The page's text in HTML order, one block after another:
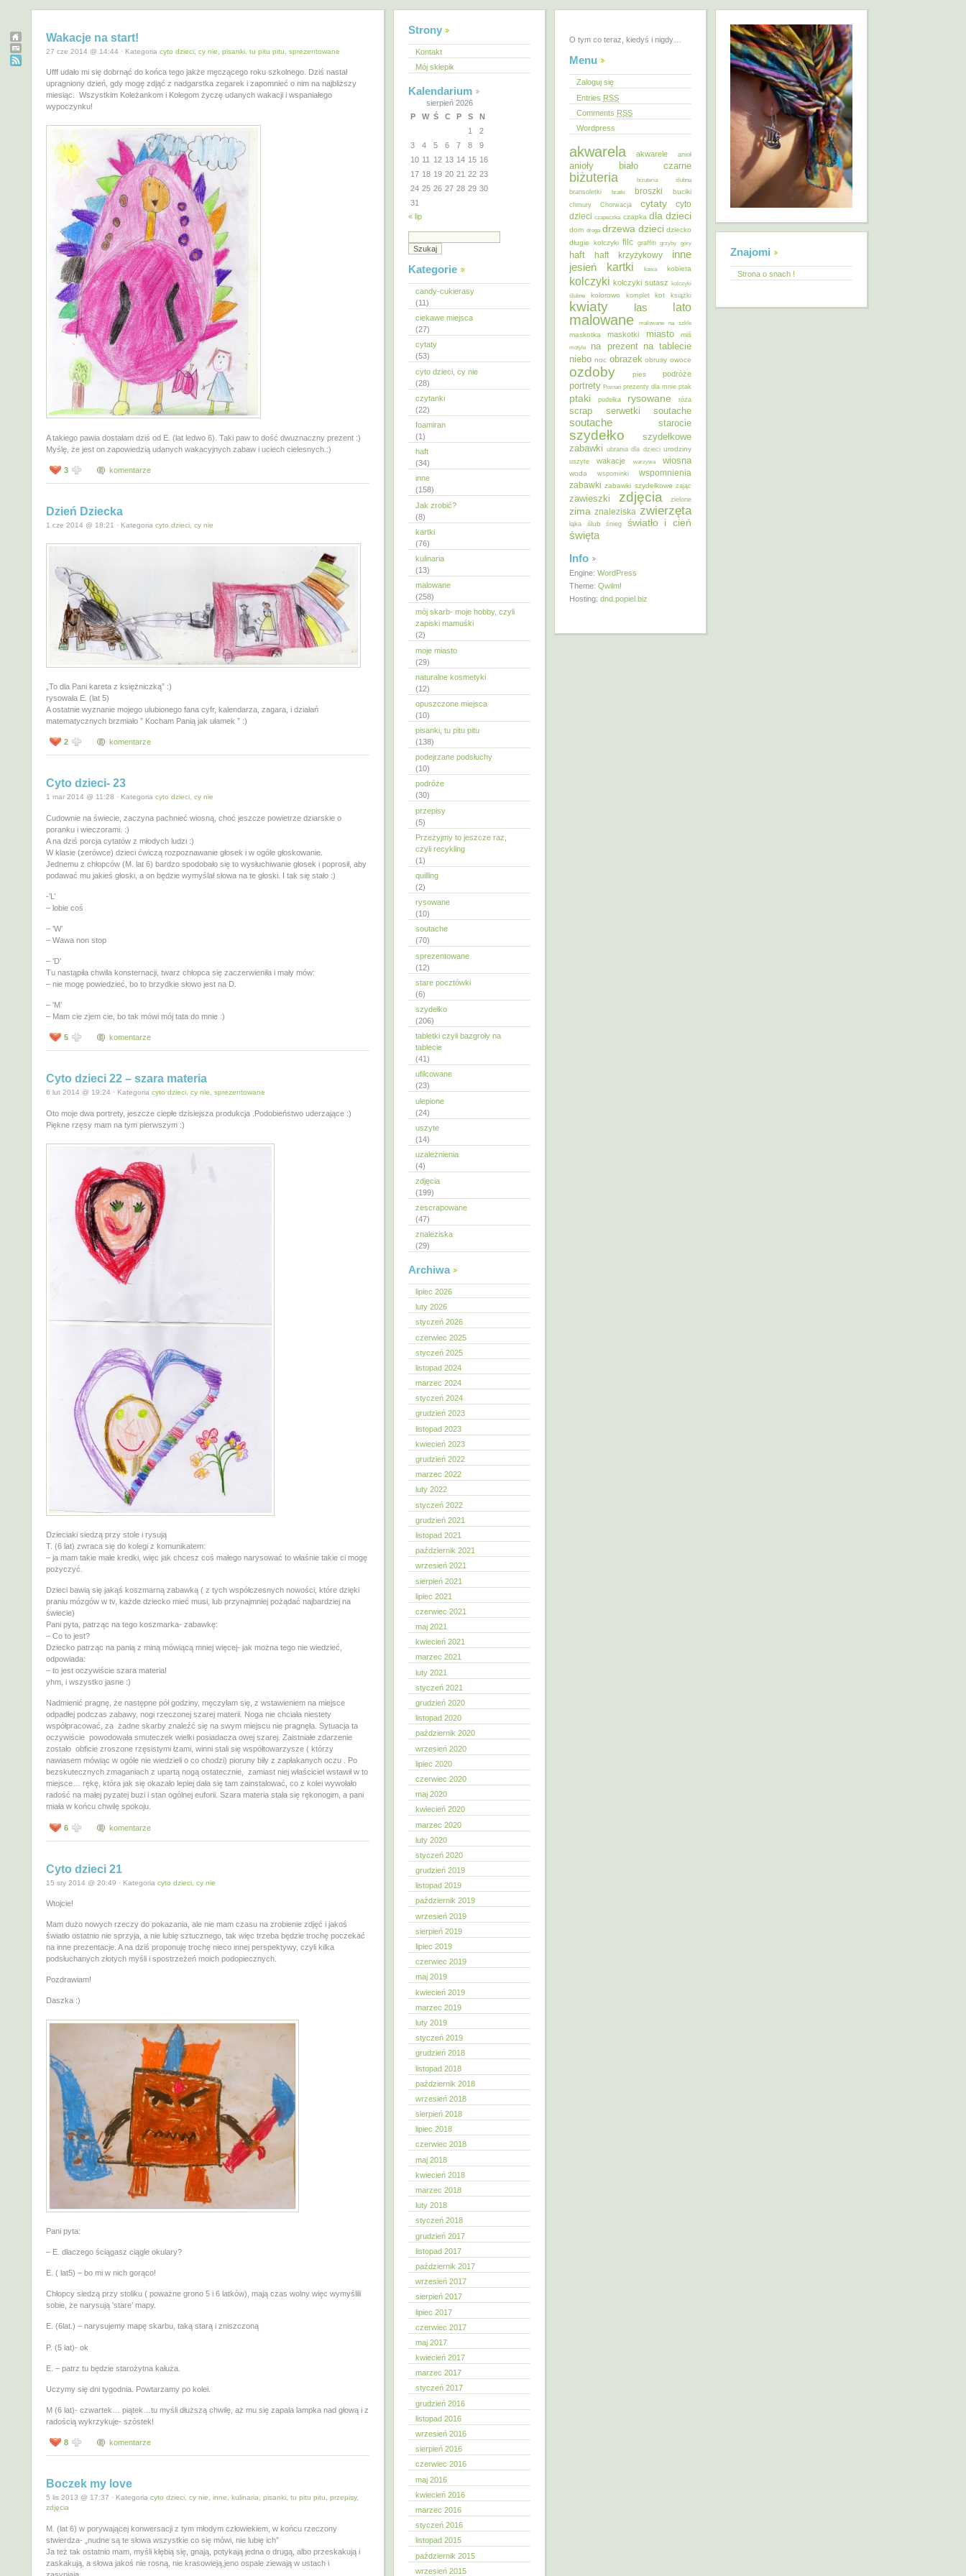
Wakacje na start!
27 cze 2014 @ 14:44 · Kategoria cyto dzieci, cy nie pisanki, tu pitu pitu sprezentowane
Ufff udało mi się dobrnąć do końca tego jakże męczącego roku szkolnego. Dziś nastał
upragniony dzień, gdy mogę zdjąć z nadgarstka zegarek i zapomnieć o nim na najbliższy
miesiąc. Wszystkim Koleżankom i Kolegom życzę udanych wakacji i wspaniałego
wypoczynku!
A takiego pawia dostałam dziś od E. (lat ledwo 6). Taki paw to dość dwuznaczny prezent :)
Myślę, że jest on zapowiedzią udanych wakacyjnych zabaw i uciech cielesnych.:)
3 komentarze
Dzień Dziecka
1 cze 2014 @ 18:21 · Kategoria cyto dzieci, cy nie
„To dla Pani kareta z księżniczką” :)
rysowała E. (lat 5)
A ostatnie wyznanie mojego ulubionego fana cyfr, kalendarza, zagara, i działań
matematycznych brzmiało ” Kocham Panią jak ułamek ” :)
2 komentarze
Cyto dzieci- 23
1 mar 2014 @ 11:28 · Kategoria cyto dzieci, cy nie
Cudownie na świecie, zaczyna pachnieć wiosną, choć jeszcze powietrze dziarskie o
poranku i wieczorami. :)
A na dziś porcja cytatów z młodych ludzi :)
W klasie (zerówce) dzieci ćwiczą rozpoznawanie głosek i w ogóle głoskowanie.
Jednemu z chłopców (M. lat 6) bardzo spodobało się to wysłuchiwanie głosek i poprosił, aby
podawać mu jakieś głoski, a on będzie wymyślał słowa na te głoski. I tak się stało :)
-’L’
– lobie coś
– 'W’
– Wawa non stop
– 'D’
Tu nastąpiła chwila konsternacji, twarz chłopca się zaczerwieniła i mały mów:
– nie mogę powiedzieć, bo to brzydkie słowo jest na D.
– 'M’
– Mam cie zjem cie, bo tak mówi mój tata do mnie :)
5 komentarze
Cyto dzieci 22 – szara materia
6 lut 2014 @ 19:24 · Kategoria cyto dzieci, cy nie, sprezentowane
Oto moje dwa portrety, jeszcze ciepłe dzisiejsza produkcja .Podobieństwo uderzające :)
Piękne rzęsy mam na tym pierwszym :)
Dzieciaki siedzą przy stole i rysują
T. (6 lat) zwraca się do kolegi z komunikatem:
– ja mam takie małe kredki, więc jak chcesz coś małego narysować to właśnie takie ci mogę
pożyczyć.
Dzieci bawią się jakąś koszmarną zabawką ( z tych współczesnych nowości, które dzięki
praniu mózgów w tv, każde dziecko mieć musi, lub przynajmniej pożądać najbardziej na
świecie)
Pani pyta, patrząc na tego koszmarka- zabawkę:
– Co to jest?
Dziecko patrząc na panią z miną mówiącą mniej więcej- jak można tego nie wiedzieć,
odpowiada:
– to jest oczywiście szara materia!
yhm, i wszystko jasne :)
Nadmienić pragnę, że następne pół godziny, męczyłam się, z wstawieniem na miejsce
odpadłej podczas zabawy, nogi rzeczonej szarej materii. Noga nie chciała niestety
współpracować, za żadne skarby znaleźć się na swym miejscu nie pragnęła. Sytuacja ta
oczywiście powodowała smuteczek wielki posiadacza owej szarej. Zaistniałe zdarzenie
zostało obficie zroszone rzęsistymi łzami, winni stali się współtowarzysze ( którzy
nawiasem mówiąc w ogóle nie wiedzieli o co chodzi) pioruny biły z zapłakanych oczu . Po
bezskutecznych zmaganiach z upartą nogą ostatecznie, zamiast niej właściciel wstawił w to
miejsce… rękę, która jak się okazało lepiej dała się tam zainstalować, co z kolei wywołało
radość na małej pyzatej buzi i stan ogólnej euforii. Szara materia stała się rękonogim, a pani
miała w końcu chwilę spokoju.
6 komentarze
Cyto dzieci 21
15 sty 2014 @ 20:49 · Kategoria cyto dzieci, cy nie
Wtojcie!
Mam dużo nowych rzeczy do pokazania, ale nie mam czasu na zrobienie zdjęć i jakoś
światło ostatnio nie sprzyja, a nie lubię sztucznego, tak więc trzeba będzie trochę poczekać
na inne prezentacje. A na dziś proponuję trochę nieco innej perspektywy, czyli kilka
podsłuchanych złotych myśli i spostrzeżeń moich podopiecznych.
Pozdrawiam!
Daszka :)
Pani pyta:
– E. dlaczego ściągasz ciągle okulary?
E. ( lat5) – bo mi w nich gorąco!
Chłopcy siedzą przy stoliku ( poważne grono 5 i 6 latków), mają czas wolny więc wymyślili
sobie, że narysują 'stare’ mapy.
E. (6lat.) – narysujemy mapę skarbu, taką starą i zniszczoną
P. (5 lat)- ok
E. – patrz tu będzie starożytna kałuża.
Uczymy się dni tygodnia. Powtarzamy po kolei.
M (6 lat)- czwartek… piątek…tu myśli dłuższą chwilę, aż mu się zapala lampka nad głową i z
radością wykrzykuje- szóstek!
8 komentarze
Boczek my love
5 lis 2013 @ 17:37 · Kategoria cyto dzieci, cy nie, inne, kulinaria, pisanki, tu pitu pitu, przepisy,
zdjęcia
M. (lat 6) w porywającej konwersacji z tym młodym człowiekiem, w końcu rzeczony
stwierdza- „nudne są te słowa wszystkie co się mówi, nie lubię ich”
Ja też tak ostatnio mam, myśli kłębią się, gnają, potykają jedna o drugą, albo przeskakują i
zaskakują, a słowa jakoś nie rosną, nie krasowieją,jeno ospale ziewają w ustach i
zasypiają…
Strony
Kontakt
Mój sklepik
Kalendarium
sierpień 2026
P
W Ś C P S
N
1
2
3
4 5 6 7 8
9
10 11 12 13 14 15 16
17 18 19 20 21 22 23
24 25 26 27 28 29 30
31
« lip
Kategorie
candy-cukierasy
(11)
ciekawe miejsca
(27)
cytaty
(53)
cyto dzieci, cy nie
(28)
czytanki
(22)
foamiran
(1)
haft
(34)
inne
(158)
Jak zrobić?
(8)
kartki
(76)
kulinaria
(13)
malowane
(258)
mój skarb- moje hobby, czyli
zapiski mamuśki
(2)
moje miasto
(29)
naturalne kosmetyki
(12)
opuszczone miejsca
(10)
pisanki, tu pitu pitu
(138)
podejrzane podsłuchy
(10)
podróże
(30)
przepisy
(5)
Przeżyjmy to jeszcze raz,
czyli recykling
(1)
quilling
(2)
rysowane
(10)
soutache
(70)
sprezentowane
(12)
stare pocztówki
(6)
szydełko
(206)
tabletki czyli bazgroły na
tablecie
(41)
ufilcowane
(23)
ulepione
(24)
uszyte
(14)
uzależnienia
(4)
zdjęcia
(199)
zescrapowane
(47)
znaleziska
(29)
Archiwa
lipiec 2026
luty 2026
styczeń 2026
czerwiec 2025
styczeń 2025
listopad 2024
marzec 2024
styczeń 2024
grudzień 2023
listopad 2023
kwiecień 2023
grudzień 2022
marzec 2022
luty 2022
styczeń 2022
grudzień 2021
listopad 2021
październik 2021
wrzesień 2021
sierpień 2021
lipiec 2021
czerwiec 2021
maj 2021
kwiecień 2021
marzec 2021
luty 2021
styczeń 2021
grudzień 2020
listopad 2020
październik 2020
wrzesień 2020
lipiec 2020
czerwiec 2020
maj 2020
kwiecień 2020
marzec 2020
luty 2020
styczeń 2020
grudzień 2019
listopad 2019
październik 2019
wrzesień 2019
sierpień 2019
lipiec 2019
czerwiec 2019
maj 2019
kwiecień 2019
marzec 2019
luty 2019
styczeń 2019
grudzień 2018
listopad 2018
październik 2018
wrzesień 2018
sierpień 2018
lipiec 2018
czerwiec 2018
maj 2018
kwiecień 2018
marzec 2018
luty 2018
styczeń 2018
grudzień 2017
listopad 2017
październik 2017
wrzesień 2017
sierpień 2017
lipiec 2017
czerwiec 2017
maj 2017
kwiecień 2017
marzec 2017
styczeń 2017
grudzień 2016
listopad 2016
wrzesień 2016
sierpień 2016
czerwiec 2016
maj 2016
kwiecień 2016
marzec 2016
styczeń 2016
listopad 2015
październik 2015
wrzesień 2015
O tym co teraz, kiedyś i nigdy…
Menu
Zaloguj się
Entries RSS
Comments RSS
Wordpress
akwarela akwarele anioł
anioły biało czarne
biżuteria
biżuteria ślubna
bransoletki
bratki broszki buciki
chmury Chorwacja cytaty
cyto
dzieci czapeczka czapka dla dzieci
dom droga drzewa dzieci dziecko
długie kolczyki filc graffiti grzyby góry
haft haft krzyżykowy inne
jesień kartki kawa kobieta
kolczyki kolczyki sutasz kolczyki
ślubne
kolorowo komplet kot książki
kwiaty las lato
malowane malowane na szkle
maskotka maskotki miasto miś
motyle na prezent na tablecie
niebo noc obrazek obrusy owoce
ozdoby pies podróże
portrety Poznań prezenty dla mnie ptak
ptaki pudełka rysowane róża
scrap serwetki soutache
soutache starocie
szydełko
szydełkowe
zabawki ubrania dla dzieci urodziny
uszyte wakacje warzywa wiosna
woda wspominki
wspomnienia
zabawki zabawki szydełkowe zając
zawieszki zdjęcia zielone
zima znaleziska zwierzęta
łąka ślub śnieg światło i cień
święta
Info
Engine: WordPress
Theme: Qwilm!
Hosting: dnd.popiel.biz
Znajomi
Strona o snach !